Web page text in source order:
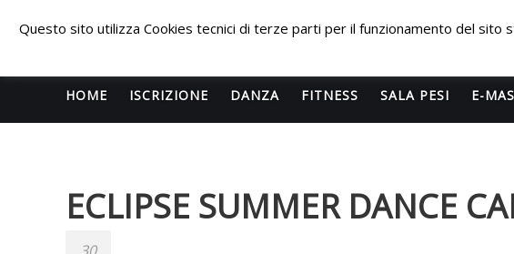
PALESTRA
WELLNESS
per il
FITNESS e
HOME ISCRIZIONE DANZA FITNESS SALA PESI E-
ECLIPSE SUMMER DANCE
Questo sito utilizza Cookies tecnici di terze parti per il funzionamento del sito